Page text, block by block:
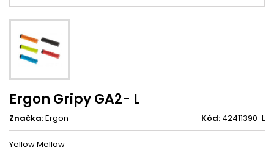
Ergon Gripy GA2- L
Značka:Ergon Kód: 42411390-L
Yellow Mellow